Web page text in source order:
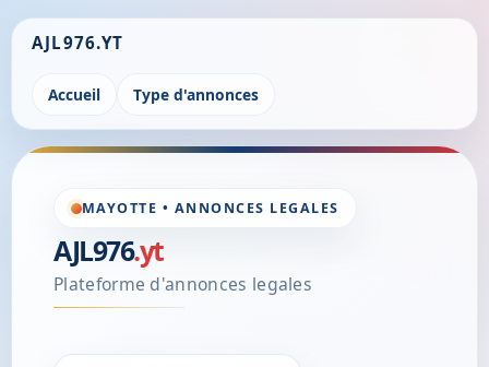
AJL976.YT
Accueil Type d'annonces
MAYOTTE • ANNONCES LEGALES
AJL976.yt
Plateforme d'annonces legales